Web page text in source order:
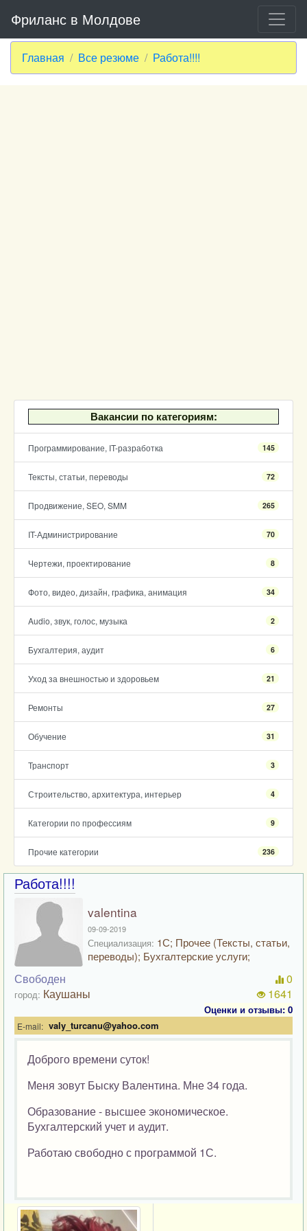
Фриланс в Молдове
Главная Все резюме Работа!!!!
Вакансии по категориям:
Программирование, IT-разработка 145
Тексты, статьи, переводы 72
Продвижение, SEO, SMM 265
IT-Администрирование 70
Чертежи, проектирование 8
Фото, видео, дизайн, графика, анимация 34
Audio, звук, голос, музыка 2
Бухгалтерия, аудит 6
Уход за внешностью и здоровьем 21
Ремонты 27
Обучение 31
Транспорт 3
Строительство, архитектура, интерьер 4
Категории по профессиям 9
Прочие категории 236
Работа!!!!
valentina
09-09-2019
Специализация: 1С; Прочее (Тексты, статьи,
переводы); Бухгалтерские услуги;
Свободен
город: Каушаны
0
1641
Оценки и отзывы: 0
E-mail: valy_turcanu@yahoo.com
Доброго времени суток!
Меня зовут Быску Валентина. Мне 34 года.
Образование - высшее экономическое.
Бухгалтерский учет и аудит.
Работаю свободно с программой 1С.